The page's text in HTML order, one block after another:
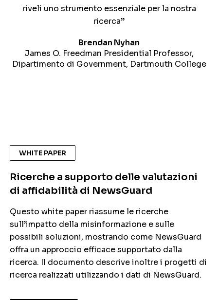
misinformazione per i suoi punteggi completi di
affidabilità a livello di singola fonte.”
TU Graz
"Buone pratiche per la ricerca sulla
misinformazione e sull’affidabilità delle notizie
riveli uno strumento essenziale per la nostra
ricerca”
Brendan Nyhan
James O. Freedman Presidential Professor,
Dipartimento di Government, Dartmouth College
WHITE PAPER
Ricerche a supporto delle valutazioni
di affidabilità di NewsGuard
Questo white paper riassume le ricerche
sull’impatto della misinformazione e sulle
possibili soluzioni, mostrando come NewsGuard
offra un approccio efficace supportato dalla
ricerca. Il documento descrive inoltre i progetti di
ricerca realizzati utilizzando i dati di NewsGuard.